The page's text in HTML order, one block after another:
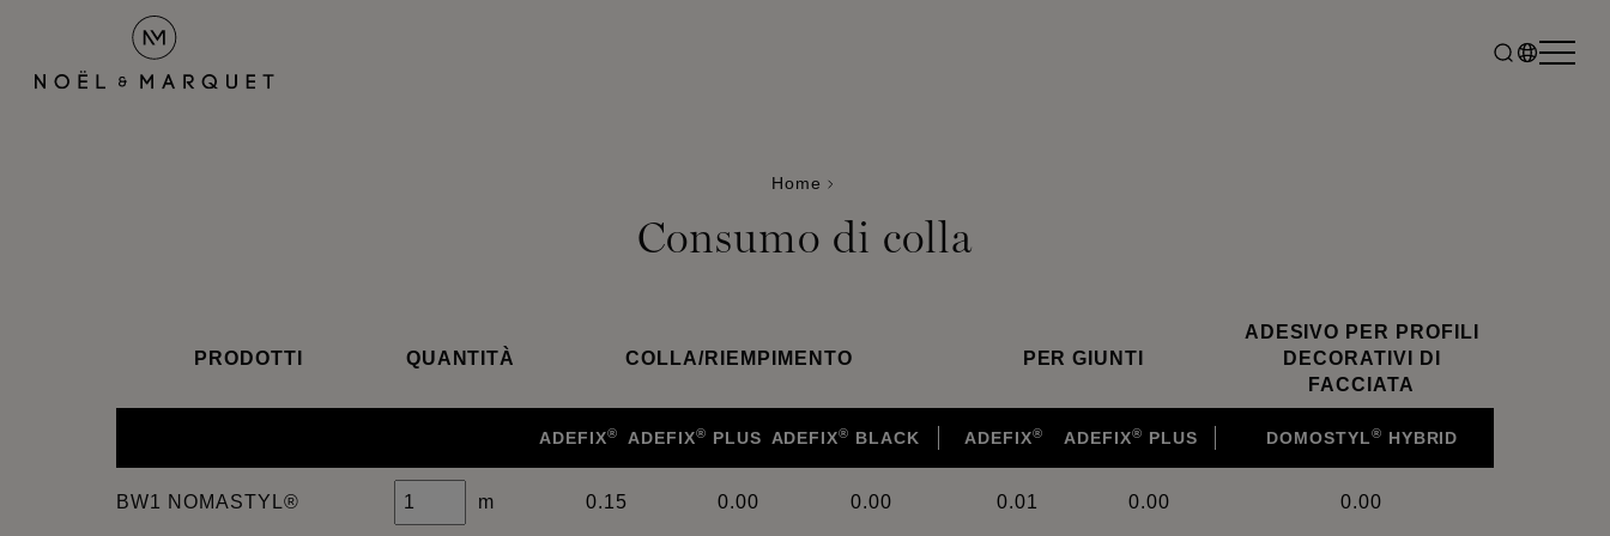
Home
Consumo di colla
PRODOTTI QUANTITÀ COLLA/RIEMPIMENTO PER GIUNTI
ADESIVO PER PROFILI
DECORATIVI DI
FACCIATA
ADEFIX® ADEFIX® PLUS ADEFIX® BLACK ADEFIX® ADEFIX® PLUS DOMOSTYL® HYBRID
BW1 NOMASTYL® m 0.15 0.00 0.00 0.01 0.00 0.00